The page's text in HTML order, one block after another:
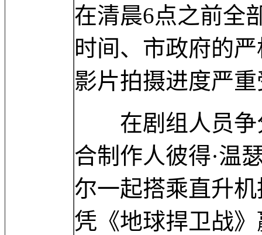
在清晨6点之前全
时间、市政府的
影片拍摄进度严
在剧组人员争
合制作人彼得·温
尔一起搭乘直升
凭《地球捍卫战